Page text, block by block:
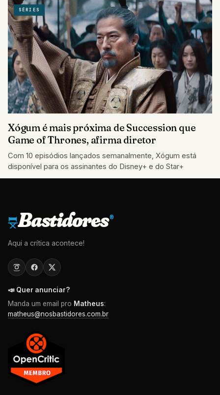
SÉRIES
Xógum é mais próxima de Succession que
Game of Thrones, afirma diretor
Com 10 episódios lançados semanalmente, Xógum está
disponível para os assinantes do Disney+ e do Star+
Bastidores®
Aqui a crítica acontece!
📣 Quer anunciar?
Manda um email pro Matheus:
matheus@nosbastidores.com.br